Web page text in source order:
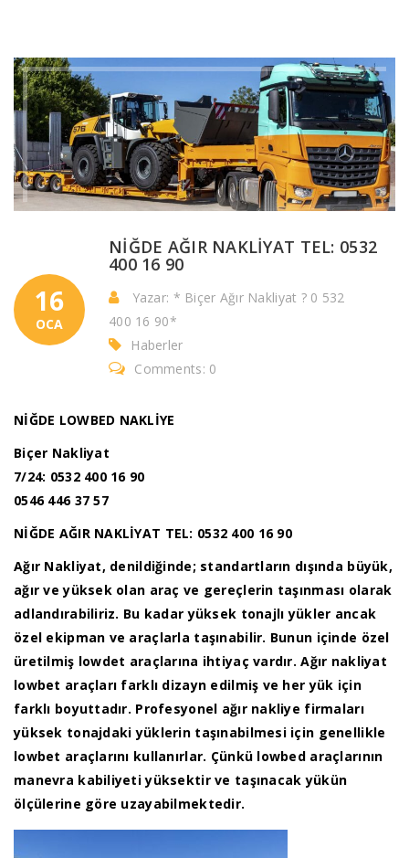
16
OCA
NİĞDE AĞIR NAKLİYAT TEL: 0532
400 16 90
Yazar: * Biçer Ağır Nakliyat ? 0 532
400 16 90*
Haberler
Comments: 0
NİĞDE LOWBED NAKLİYE
Biçer Nakliyat
7/24: 0532 400 16 90
0546 446 37 57
NİĞDE AĞIR NAKLİYAT TEL: 0532 400 16 90
Ağır Nakliyat, denildiğinde; standartların dışında büyük,
ağır ve yüksek olan araç ve gereçlerin taşınması olarak
adlandırabiliriz. Bu kadar yüksek tonajlı yükler ancak
özel ekipman ve araçlarla taşınabilir. Bunun içinde özel
üretilmiş lowdet araçlarına ihtiyaç vardır. Ağır nakliyat
lowbet araçları farklı dizayn edilmiş ve her yük için
farklı boyuttadır. Profesyonel ağır nakliye firmaları
yüksek tonajdaki yüklerin taşınabilmesi için genellikle
lowbet araçlarını kullanırlar. Çünkü lowbed araçlarının
manevra kabiliyeti yüksektir ve taşınacak yükün
ölçülerine göre uzayabilmektedir.